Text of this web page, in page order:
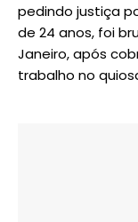
pedindo justiça
de 24 anos, foi
Janeiro, após
trabalho no